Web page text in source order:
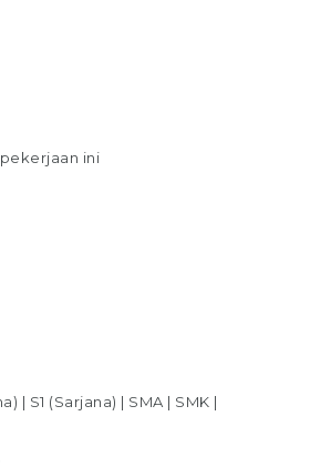
ini
| S1 (Sarjana) | SMA | SMK |
Memastikan produk telah